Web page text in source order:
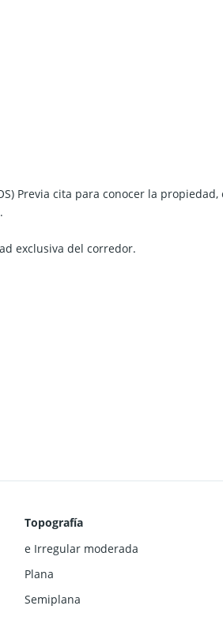
Previa cita para conocer la
exclusiva del corredor.
Topografía
e Irregular moderada
Plana
Semiplana